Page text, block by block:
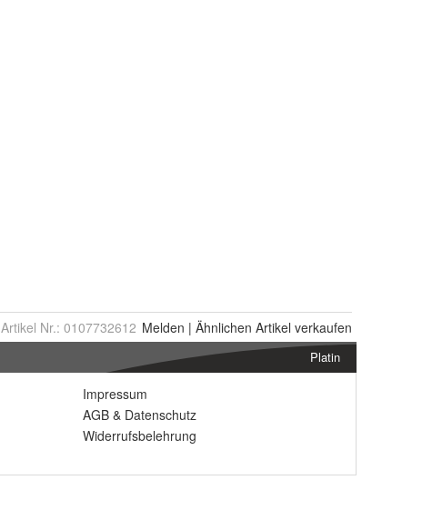
Artikel Nr.: 0107732612 Melden | Ähnlichen Artikel verkaufen
Platin
Impressum
AGB & Datenschutz
Widerrufsbelehrung